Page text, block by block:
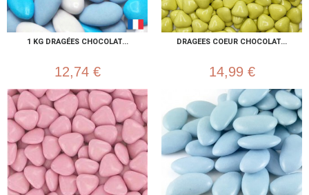
1 KG DRAGÉES CHOCOLAT...
12,74 €
DRAGEES COEUR CHOCOLAT...
14,99 €